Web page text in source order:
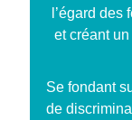
l’égard
et créant
Se fondant
de